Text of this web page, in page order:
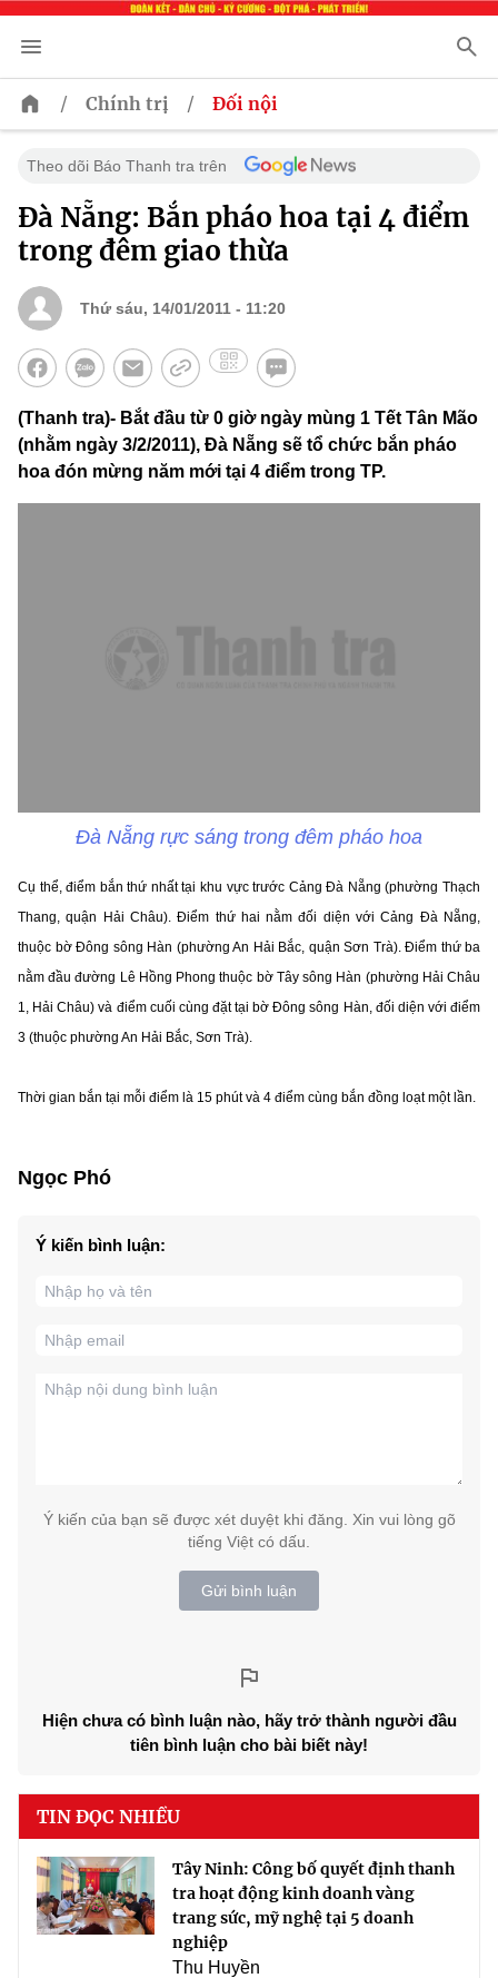
/ Chính trị / Đối nội
Theo dõi Báo Thanh tra trên
Đà Nẵng: Bắn pháo hoa tại 4 điểm
trong đêm giao thừa
Thứ sáu, 14/01/2011 - 11:20
(Thanh tra)- Bắt đầu từ 0 giờ ngày mùng 1 Tết Tân Mão
(nhằm ngày 3/2/2011), Đà Nẵng sẽ tổ chức bắn pháo
hoa đón mừng năm mới tại 4 điểm trong TP.
Đà Nẵng rực sáng trong đêm pháo hoa
Cụ thể, điểm bắn thứ nhất tại khu vực trước Cảng Đà Nẵng (phường Thạch
Thang, quận Hải Châu). Điểm thứ hai nằm đối diện với Cảng Đà Nẵng,
thuộc bờ Đông sông Hàn (phường An Hải Bắc, quận Sơn Trà). Điểm thứ ba
nằm đầu đường Lê Hồng Phong thuộc bờ Tây sông Hàn (phường Hải Châu
1, Hải Châu) và điểm cuối cùng đặt tại bờ Đông sông Hàn, đối diện với điểm
3 (thuộc phường An Hải Bắc, Sơn Trà).
Thời gian bắn tại mỗi điểm là 15 phút và 4 điểm cùng bắn đồng loạt một lần.
Ngọc Phó
Ý kiến bình luận:
Ý kiến của bạn sẽ được xét duyệt khi đăng. Xin vui lòng gõ
tiếng Việt có dấu.
Gửi bình luận
Hiện chưa có bình luận nào, hãy trở thành người đầu
tiên bình luận cho bài biết này!
TIN ĐỌC NHIỀU
Tây Ninh: Công bố quyết định thanh
tra hoạt động kinh doanh vàng
trang sức, mỹ nghệ tại 5 doanh
nghiệp
Thu Huyền